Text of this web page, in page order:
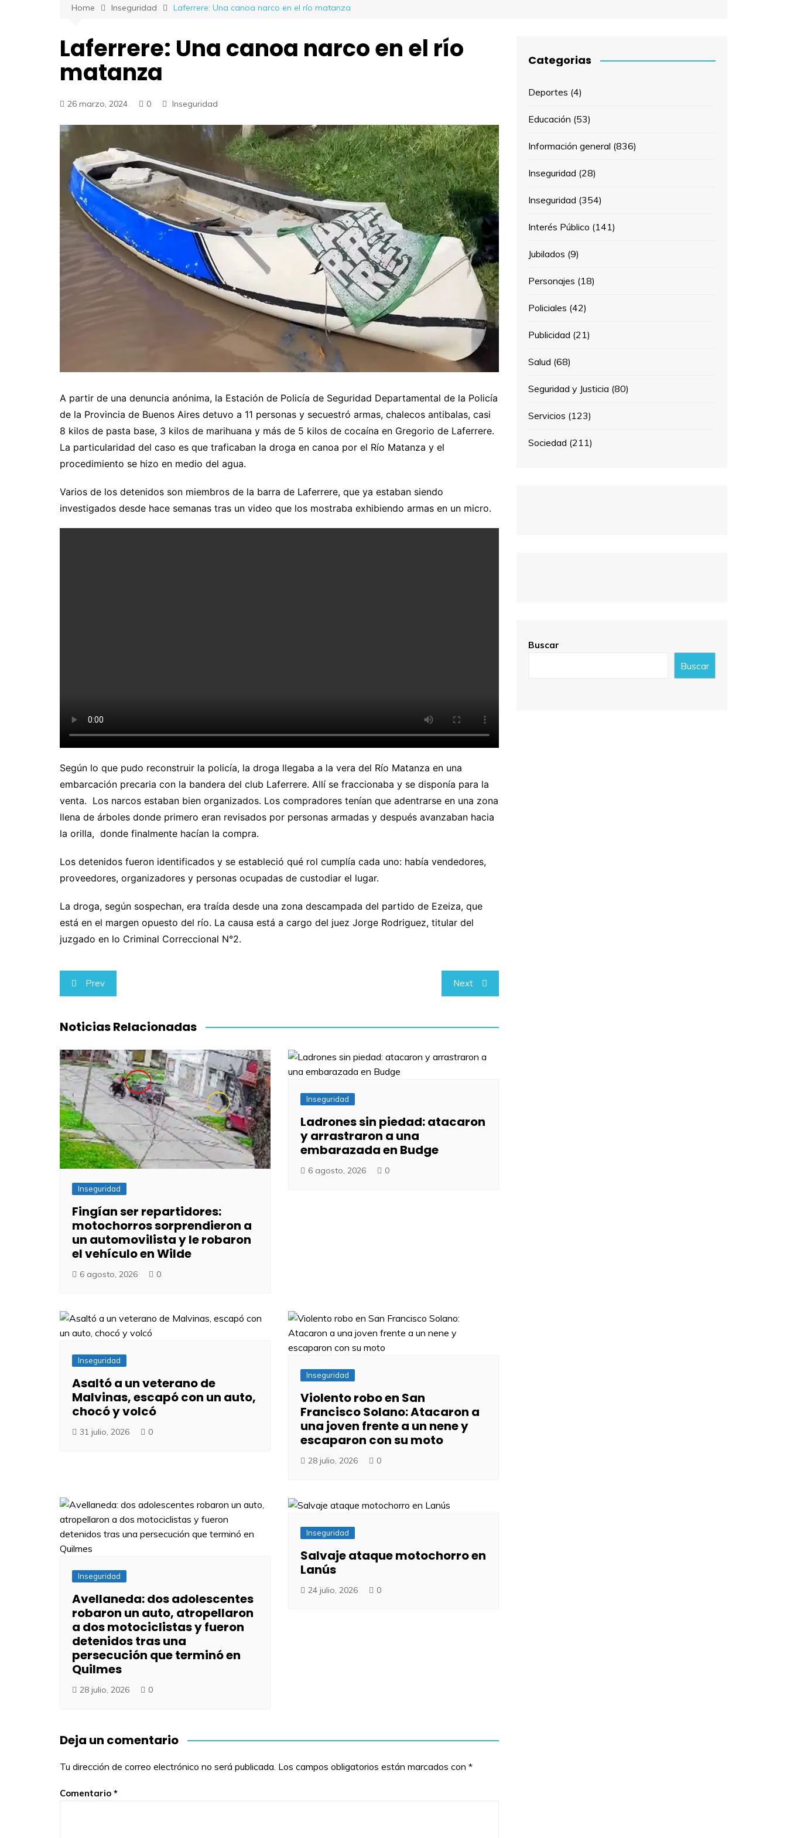
Home Inseguridad Laferrere: Una canoa narco en el río matanza
Laferrere: Una canoa narco en el río
matanza
26 marzo, 2024 0 Inseguridad
A partir de una denuncia anónima, la Estación de Policía de Seguridad Departamental de la Policía
de la Provincia de Buenos Aires detuvo a 11 personas y secuestró armas, chalecos antibalas, casi
8 kilos de pasta base, 3 kilos de marihuana y más de 5 kilos de cocaína en Gregorio de Laferrere.
La particularidad del caso es que traficaban la droga en canoa por el Río Matanza y el
procedimiento se hizo en medio del agua.
Varios de los detenidos son miembros de la barra de Laferrere, que ya estaban siendo
investigados desde hace semanas tras un video que los mostraba exhibiendo armas en un micro.
Según lo que pudo reconstruir la policía, la droga llegaba a la vera del Río Matanza en una
embarcación precaria con la bandera del club Laferrere. Allí se fraccionaba y se disponía para la
venta. Los narcos estaban bien organizados. Los compradores tenían que adentrarse en una zona
llena de árboles donde primero eran revisados por personas armadas y después avanzaban hacia
la orilla, donde finalmente hacían la compra.
Los detenidos fueron identificados y se estableció qué rol cumplía cada uno: había vendedores,
proveedores, organizadores y personas ocupadas de custodiar el lugar.
La droga, según sospechan, era traída desde una zona descampada del partido de Ezeiza, que
está en el margen opuesto del río. La causa está a cargo del juez Jorge Rodriguez, titular del
juzgado en lo Criminal Correccional N°2.
Navegación
de
entradas
Prev Next
Noticias Relacionadas
Inseguridad
Fingían ser repartidores:
motochorros sorprendieron a
un automovilista y le robaron
el vehículo en Wilde
6 agosto, 2026 0
Inseguridad
Ladrones sin piedad: atacaron
y arrastraron a una
embarazada en Budge
6 agosto, 2026 0
Inseguridad
Asaltó a un veterano de
Malvinas, escapó con un auto,
chocó y volcó
31 julio, 2026 0
Inseguridad
Violento robo en San
Francisco Solano: Atacaron a
una joven frente a un nene y
escaparon con su moto
28 julio, 2026 0
Inseguridad
Avellaneda: dos adolescentes
robaron un auto, atropellaron
a dos motociclistas y fueron
detenidos tras una
persecución que terminó en
Quilmes
28 julio, 2026 0
Inseguridad
Salvaje ataque motochorro en
Lanús
24 julio, 2026 0
Deja un comentario
Tu dirección de correo electrónico no será publicada. Los campos obligatorios están marcados con *
Comentario *
Categorias
Deportes (4)
Educación (53)
Información general (836)
Inseguridad (28)
Inseguridad (354)
Interés Público (141)
Jubilados (9)
Personajes (18)
Policiales (42)
Publicidad (21)
Salud (68)
Seguridad y Justicia (80)
Servicios (123)
Sociedad (211)
Buscar
Buscar